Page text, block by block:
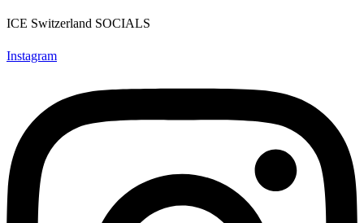
ICE Switzerland SOCIALS
Instagram